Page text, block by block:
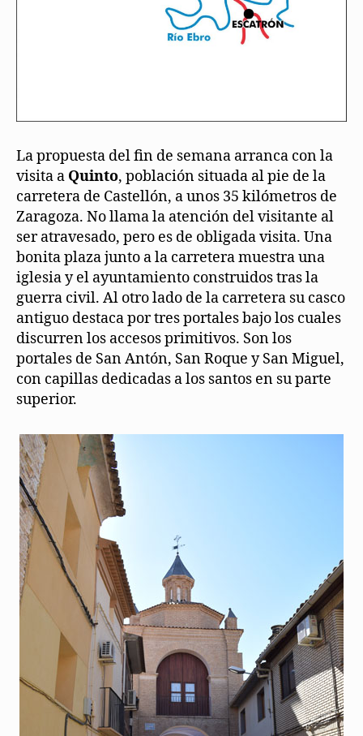
La propuesta del fin de semana arranca con la
visita a Quinto, población situada al pie de la
carretera de Castellón, a unos 35 kilómetros de
Zaragoza. No llama la atención del visitante al
ser atravesado, pero es de obligada visita. Una
bonita plaza junto a la carretera muestra una
iglesia y el ayuntamiento construidos tras la
guerra civil. Al otro lado de la carretera su casco
antiguo destaca por tres portales bajo los cuales
discurren los accesos primitivos. Son los
portales de San Antón, San Roque y San Miguel,
con capillas dedicadas a los santos en su parte
superior.